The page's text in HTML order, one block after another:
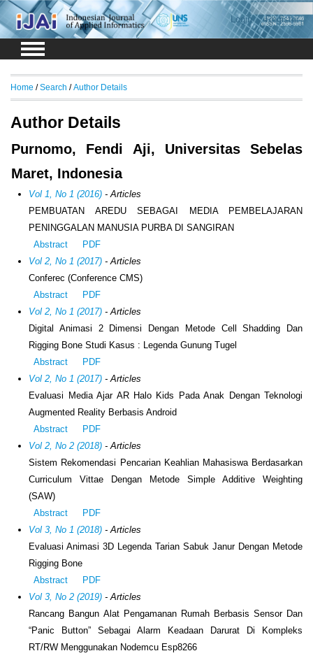
Login Register
Home /Search /Author Details
Author Details
Purnomo, Fendi Aji, Universitas Sebelas
Maret, Indonesia
Vol 1, No 1 (2016) - Articles
PEMBUATAN AREDU SEBAGAI MEDIA PEMBELAJARAN
PENINGGALAN MANUSIA PURBA DI SANGIRAN
Abstract
PDF
Vol 2, No 1 (2017) - Articles
Conferec (Conference CMS)
Abstract
PDF
Vol 2, No 1 (2017) - Articles
Digital Animasi 2 Dimensi Dengan Metode Cell Shadding Dan
Rigging Bone Studi Kasus : Legenda Gunung Tugel
Abstract
PDF
Vol 2, No 1 (2017) - Articles
Evaluasi Media Ajar AR Halo Kids Pada Anak Dengan Teknologi
Augmented Reality Berbasis Android
Abstract
PDF
Vol 2, No 2 (2018) - Articles
Sistem Rekomendasi Pencarian Keahlian Mahasiswa Berdasarkan
Curriculum Vittae Dengan Metode Simple Additive Weighting
(SAW)
Abstract
PDF
Vol 3, No 1 (2018) - Articles
Evaluasi Animasi 3D Legenda Tarian Sabuk Janur Dengan Metode
Rigging Bone
Abstract
PDF
Vol 3, No 2 (2019) - Articles
Rancang Bangun Alat Pengamanan Rumah Berbasis Sensor Dan
“Panic Button” Sebagai Alarm Keadaan Darurat Di Kompleks
RT/RW Menggunakan Nodemcu Esp8266